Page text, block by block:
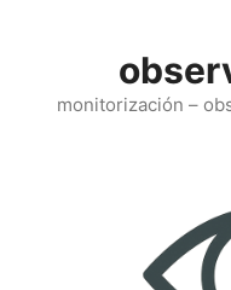
monitorización –